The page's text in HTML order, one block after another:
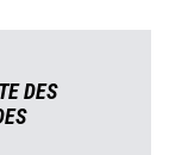
DES